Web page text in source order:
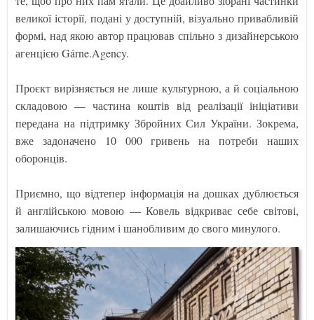
великої історії, подані у доступній, візуально привабливій
формі, над якою автор працював спільно з дизайнерською
агенцією Gárne.Agency.
Проєкт вирізняється не лише культурною, а й соціальною
складовою — частина коштів від реалізації ініціативи
передана на підтримку Збройних Сил України. Зокрема,
вже задоначено 10 000 гривень на потреби наших
оборонців.
Приємно, що відтепер інформація на дошках дублюється
й англійською мовою — Ковель відкриває себе світові,
залишаючись гідним і шанобливим до свого минулого.